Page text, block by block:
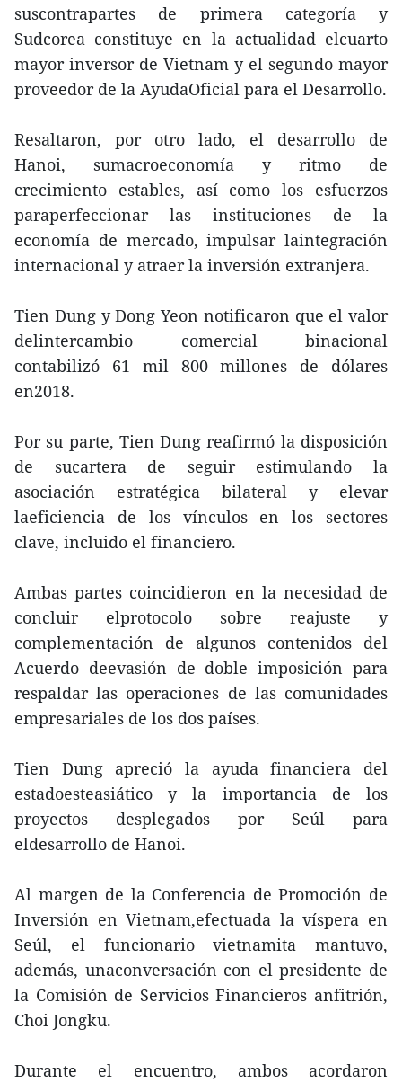
suscontrapartes de primera categoría y
Sudcorea constituye en la actualidad elcuarto
mayor inversor de Vietnam y el segundo mayor
proveedor de la AyudaOficial para el Desarrollo.
Resaltaron, por otro lado, el desarrollo de
Hanoi, sumacroeconomía y ritmo de
crecimiento estables, así como los esfuerzos
paraperfeccionar las instituciones de la
economía de mercado, impulsar laintegración
internacional y atraer la inversión extranjera.
Tien Dung y Dong Yeon notificaron que el valor
delintercambio comercial binacional
contabilizó 61 mil 800 millones de dólares
en2018.
Por su parte, Tien Dung reafirmó la disposición
de sucartera de seguir estimulando la
asociación estratégica bilateral y elevar
laeficiencia de los vínculos en los sectores
clave, incluido el financiero.
Ambas partes coincidieron en la necesidad de
concluir elprotocolo sobre reajuste y
complementación de algunos contenidos del
Acuerdo deevasión de doble imposición para
respaldar las operaciones de las comunidades
empresariales de los dos países.
Tien Dung apreció la ayuda financiera del
estadoesteasiático y la importancia de los
proyectos desplegados por Seúl para
eldesarrollo de Hanoi.
Al margen de la Conferencia de Promoción de
Inversión en Vietnam,efectuada la víspera en
Seúl, el funcionario vietnamita mantuvo,
además, unaconversación con el presidente de
la Comisión de Servicios Financieros anfitrión,
Choi Jongku.
Durante el encuentro, ambos acordaron